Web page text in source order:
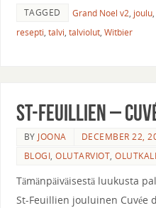
TAGGED Grand Noel v2, joulu,
resepti, talvi, talviolut, Witbier
St-Feuillien –
BY JOONA
DECEMBER 22,
BLOGI,OLUTARVIOT,
Tämänpäiväisestä luukusta
St-Feuillien jouluinen Cuvée